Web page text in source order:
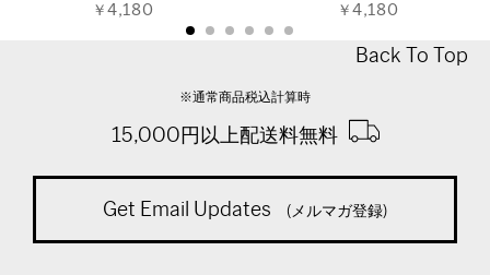
￥4,180 ￥4,180
Back To Top
※通常商品税込計算時
15,000円以上配送料無料
Get Email Updates (メルマガ登録)